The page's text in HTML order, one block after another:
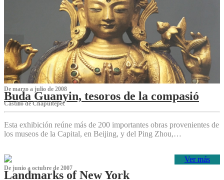
De marzo a julio de 2008
Buda Guanyin, tesoros de la compasió
Castillo de Chapultepec
Esta exhibición reúne más de 200 importantes obras provenientes de
los museos de la Capital, en Beijing, y del Ping Zhou,…
Ver más
De junio a octubre de 2007
Landmarks of New York